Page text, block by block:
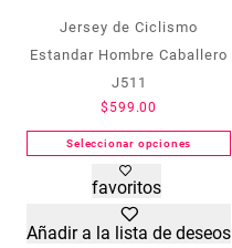
Jersey de Ciclismo
Estandar Hombre Caballero
J511
$ 599.00
Seleccionar opciones
Este
producto
tiene
múltiples
favoritos
Añadir a la lista de deseos